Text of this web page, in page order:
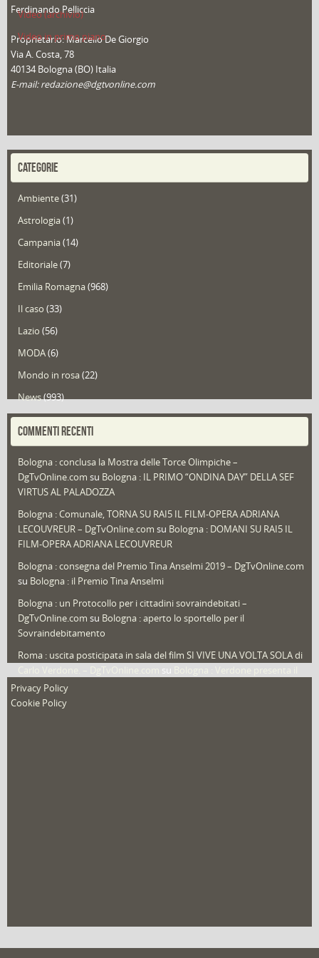
Video (archivio)
Video in primo piano
Ferdinando Pelliccia
Proprietario: Marcello De Giorgio
Via A. Costa, 78
40134 Bologna (BO) Italia
E-mail: redazione@dgtvonline.com
CATEGORIE
Ambiente(31)
Astrologia(1)
Campania(14)
Editoriale(7)
Emilia Romagna(968)
Il caso (33)
Lazio (56)
MODA(6)
Mondo in rosa(22)
News(993)
Portfolio(1)
Redazioni(1.049)
Speciali (22)
Sport
That's Bologna Magazine(25)
Video (archivio) (263)
COMMENTI RECENTI
Bologna : conclusa la Mostra delle Torce Olimpiche –
DgTvOnline.com su Bologna : IL PRIMO “ONDINA DAY” DELLA SEF
VIRTUS AL PALADOZZA
Bologna : Comunale, TORNA SU RAI5 IL FILM-OPERA ADRIANA
LECOUVREUR – DgTvOnline.com su Bologna : DOMANI SU RAI5 IL
FILM-OPERA ADRIANA LECOUVREUR
Bologna : consegna del Premio Tina Anselmi 2019 – DgTvOnline.com
su Bologna : il Premio Tina Anselmi
Bologna : un Protocollo per i cittadini sovraindebitati –
DgTvOnline.com su Bologna : aperto lo sportello per il
Sovraindebitamento
Roma : uscita posticipata in sala del film SI VIVE UNA VOLTA SOLA di
su
nuovo film
Privacy Policy
Cookie Policy